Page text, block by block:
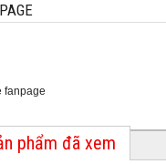
fanpage
phẩm đã xem